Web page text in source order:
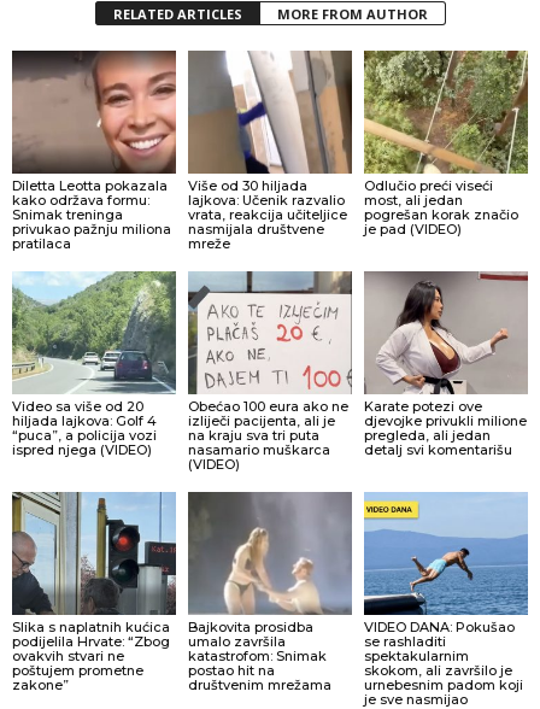
RELATED ARTICLES MORE FROM AUTHOR
Diletta Leotta pokazala
kako održava formu:
Snimak treninga
privukao pažnju miliona
pratilaca
Više od 30 hiljada
lajkova: Učenik razvalio
vrata, reakcija učiteljice
nasmijala društvene
mreže
Odlučio preći viseći
most, ali jedan
pogrešan korak značio
je pad (VIDEO)
Video sa više od 20
hiljada lajkova: Golf 4
“puca”, a policija vozi
ispred njega (VIDEO)
Obećao 100 eura ako ne
izliječi pacijenta, ali je
na kraju sva tri puta
nasamario muškarca
(VIDEO)
Karate potezi ove
djevojke privukli milione
pregleda, ali jedan
detalj svi komentarišu
Slika s naplatnih kućica
podijelila Hrvate: “Zbog
ovakvih stvari ne
poštujem prometne
zakone”
Bajkovita prosidba
umalo završila
katastrofom: Snimak
postao hit na
društvenim mrežama
VIDEO DANA: Pokušao
se rashladiti
spektakularnim
skokom, ali završilo je
urnebesnim padom koji
je sve nasmijao